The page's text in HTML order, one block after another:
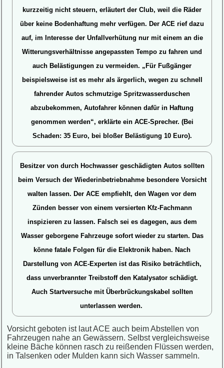
kurzzeitig nicht steuern, erläutert der Club, weil die Räder
über keine Bodenhaftung mehr verfügen. Der ACE rief dazu
auf, im Interesse der Unfallverhütung nur mit einem an die
Witterungsverhältnisse angepassten Tempo zu fahren und
auch Belästigungen zu vermeiden. „Für Fußgänger
beispielsweise ist es mehr als ärgerlich, wegen zu schnell
fahrender Autos schmutzige Spritzwasserduschen
abzubekommen, Autofahrer können dafür in Haftung
genommen werden“, erklärte ein ACE-Sprecher. (Bei
Schaden: 35 Euro, bei bloßer Belästigung 10 Euro).
Besitzer von durch Hochwasser geschädigten Autos sollten
beim Versuch der Wiederinbetriebnahme besondere Vorsicht
walten lassen. Der ACE empfiehlt, den Wagen vor dem
Zünden besser von einem versierten Kfz-Fachmann
inspizieren zu lassen. Falsch sei es dagegen, aus dem
Wasser geborgene Fahrzeuge sofort wieder zu starten. Das
könne fatale Folgen für die Elektronik haben. Nach
Darstellung von ACE-Experten ist das Risiko beträchtlich,
dass unverbrannter Treibstoff den Katalysator schädigt.
Auch Startversuche mit Überbrückungskabel sollten
unterlassen werden.
Vorsicht geboten ist laut ACE auch beim Abstellen von
Fahrzeugen nahe an Gewässern. Selbst vergleichsweise
kleine Bäche können rasch zu reißenden Flüssen werden,
in Talsenken oder Mulden kann sich Wasser sammeln.